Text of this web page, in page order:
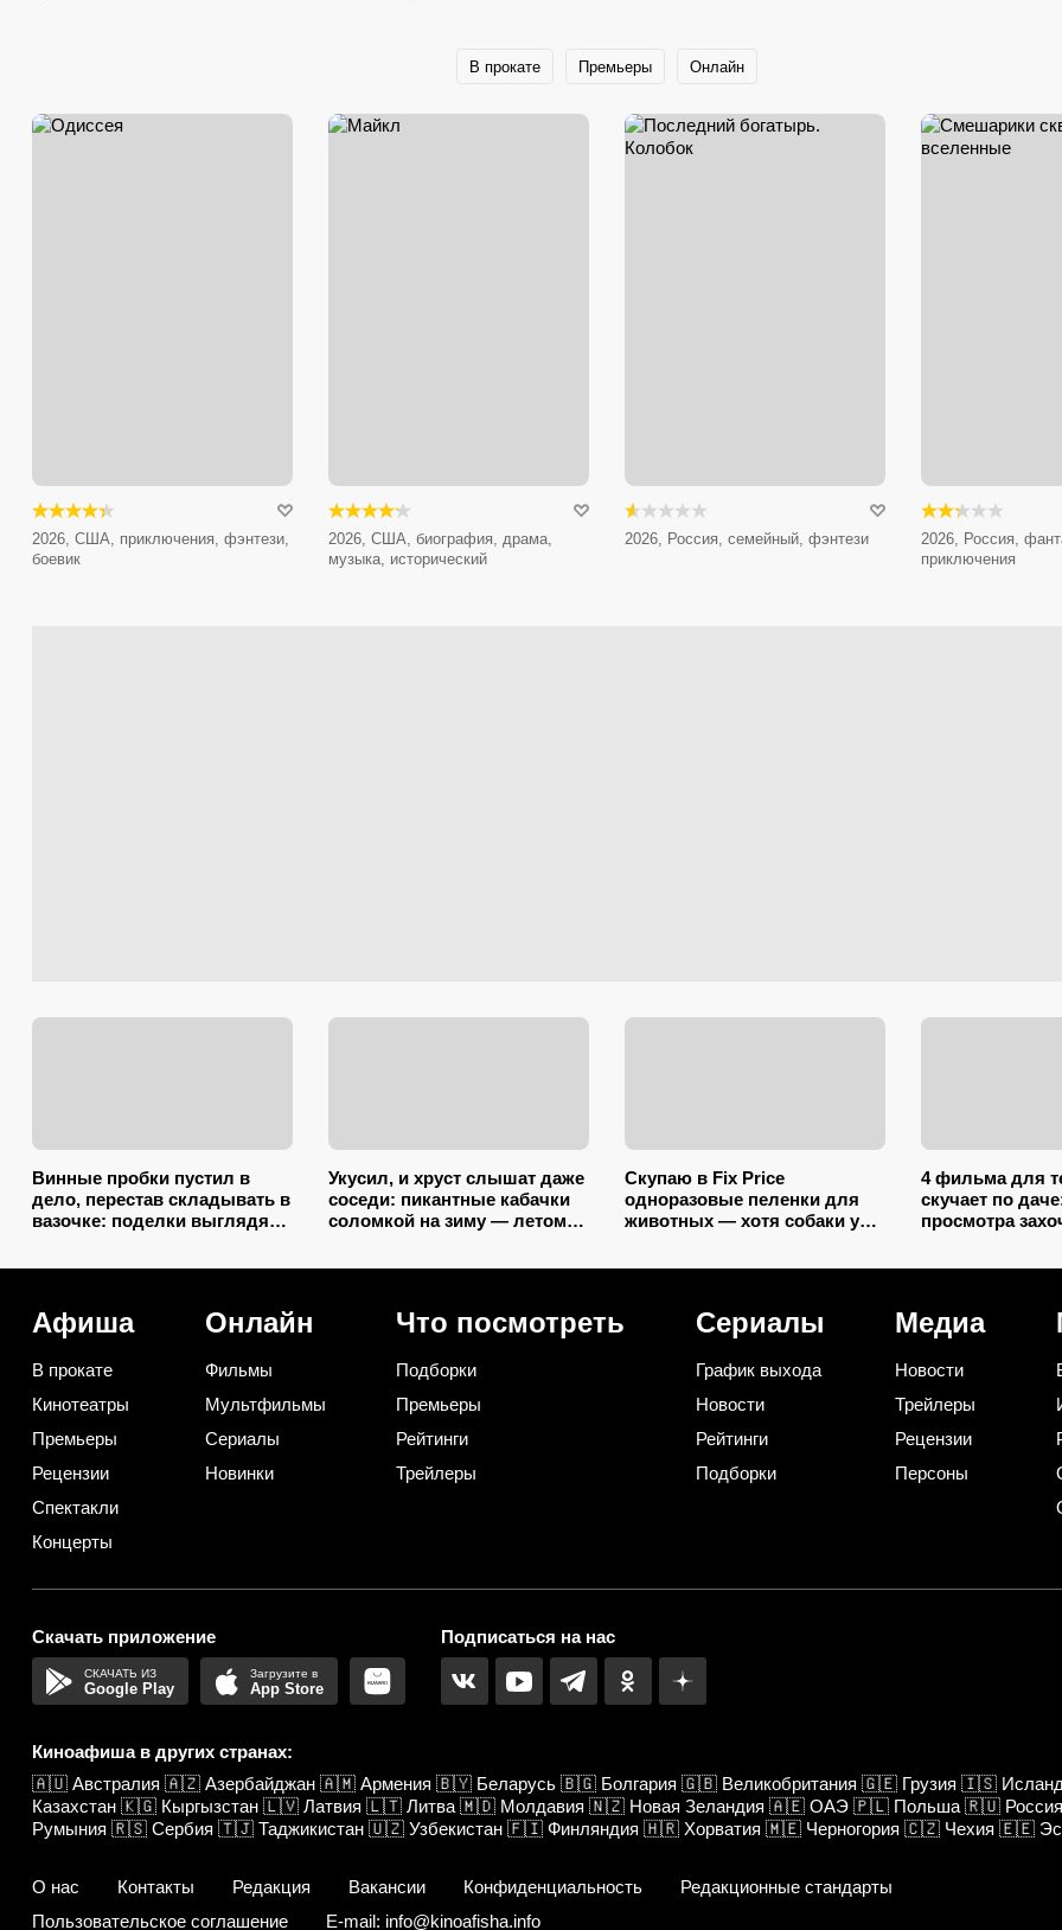
В прокате Премьеры Онлайн
2026, США, приключения, фэнтези,
боевик
2026, США, биография, драма,
музыка, исторический
2026, Россия, семейный, фэнтези
2026, Россия,
приключения
Винные пробки пустил в
дело, перестав складывать в
вазочке: поделки выглядят
Укусил, и хруст слышат даже
соседи: пикантные кабачки
соломкой на зиму — летом
Скупаю в Fix Price
одноразовые пеленки для
животных — хотя собаки у
4 фильма для
скучает по
просмотра
Афиша
В прокате
Кинотеатры
Премьеры
Рецензии
Спектакли
Концерты
Онлайн
Фильмы
Мультфильмы
Сериалы
Новинки
Что посмотреть
Подборки
Премьеры
Рейтинги
Трейлеры
Сериалы
График выхода
Новости
Рейтинги
Подборки
Медиа
Новости
Трейлеры
Рецензии
Персоны
Скачать приложение
Google Play App Store
Подписаться на нас
Киноафиша в других странах:
🇦🇺 Австралия 🇦🇿 Азербайджан 🇦🇲 Армения 🇧🇾 Беларусь 🇧🇬 Болгария 🇬🇧 Великобритания 🇬🇪 Грузия 🇮🇸
Казахстан 🇰🇬 Кыргызстан 🇱🇻 Латвия 🇱🇹 Литва 🇲🇩 Молдавия 🇳🇿 Новая Зеландия 🇦🇪 ОАЭ 🇵🇱 Польша 🇷🇺 Россия
Румыния 🇷🇸 Сербия 🇹🇯 Таджикистан 🇺🇿 Узбекистан 🇫🇮 Финляндия 🇭🇷 Хорватия 🇲🇪 Черногория 🇨🇿 Чехия 🇪🇪
О нас Контакты Редакция Вакансии Конфиденциальность
Редакционные стандарты
Пользовательское соглашение
E-mail: info@kinoafisha.info